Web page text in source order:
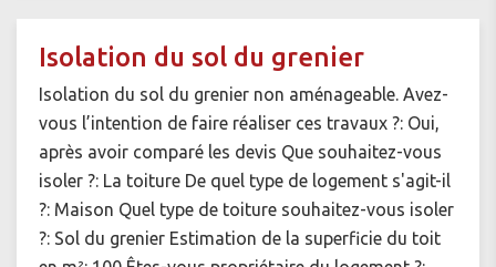
Isolation du sol du grenier
Isolation du sol du grenier non aménageable. Avez-
vous l’intention de faire réaliser ces travaux ?: Oui,
après avoir comparé les devis Que souhaitez-vous
isoler ?: La toiture De quel type de logement s'agit-il
?: Maison Quel type de toiture souhaitez-vous isoler
?: Sol du grenier Estimation de la superficie du toit